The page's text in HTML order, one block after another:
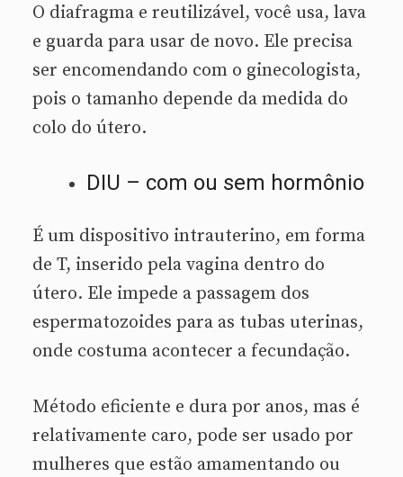
O diafragma e reutilizável, você usa, lava
e guarda para usar de novo. Ele precisa
ser encomendando com o ginecologista,
pois o tamanho depende da medida do
colo do útero.
DIU – com ou sem hormônio
É um dispositivo intrauterino, em forma
de T, inserido pela vagina dentro do
útero. Ele impede a passagem dos
espermatozoides para as tubas uterinas,
onde costuma acontecer a fecundação.
Método eficiente e dura por anos, mas é
relativamente caro, pode ser usado por
mulheres que estão amamentando ou